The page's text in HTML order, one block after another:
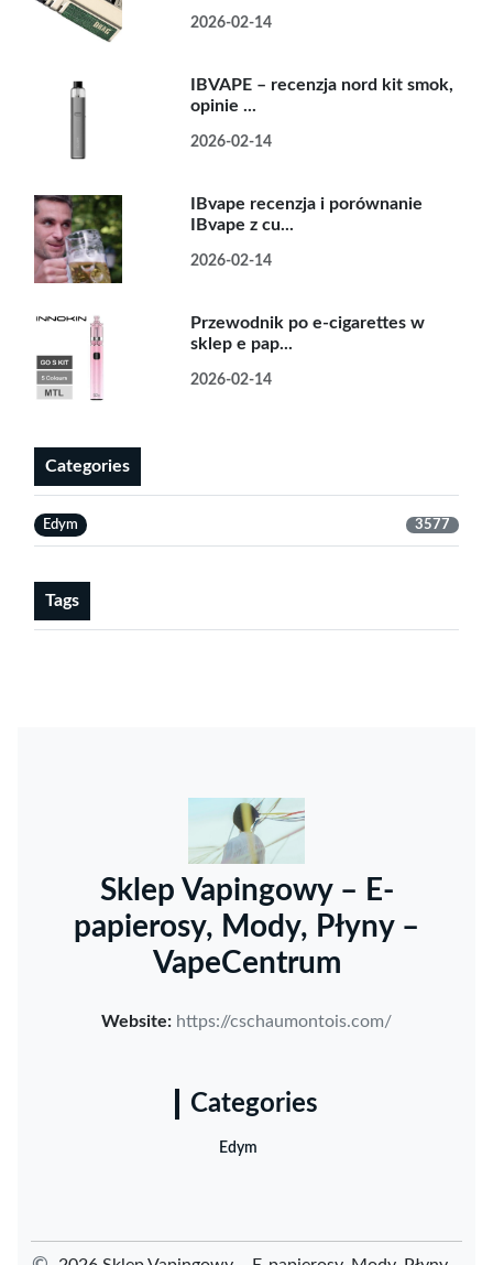
2026-02-14
IBVAPE – recenzja nord kit smok,
opinie ...
2026-02-14
IBvape recenzja i porównanie
IBvape z cu...
2026-02-14
Przewodnik po e-cigarettes w
sklep e pap...
2026-02-14
Categories
Edym 3577
Tags
Sklep Vapingowy – E-
papierosy, Mody, Płyny –
VapeCentrum
Website: https://cschaumontois.com/
Categories
Edym